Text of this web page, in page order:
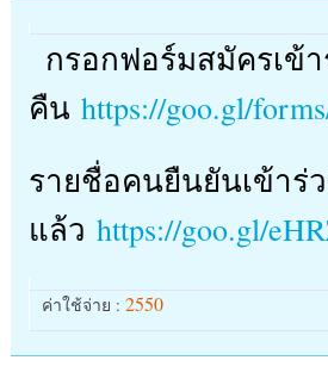
กรอกฟอร์มสมัครเข้
คืน https://goo.gl/
รายชื่อคนยืนยันเข้าร่
แล้ว https://goo.gl/
ค่าใช้จ่าย : 2550